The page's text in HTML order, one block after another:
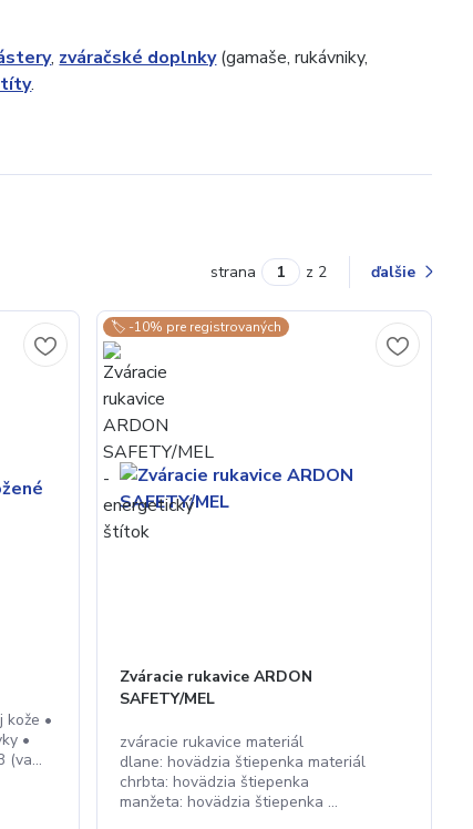
, zváračské doplnky(gamaše, rukávniky,
.
strana z 2 ďalšie
kože •
•
(va...
🏷️ -10% pre registrovaných
Zváracie rukavice ARDON
SAFETY/MEL
zváracie rukavice materiál
dlane: hovädzia štiepenka materiál
chrbta: hovädzia štiepenka
manžeta: hovädzia štiepenka ...